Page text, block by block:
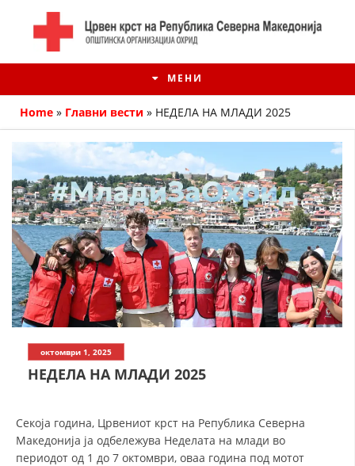
МЕНИ
ИСТОРИЈАТ НА ЦКРМ
ИСТОРИЈАТ НА ДВИЖЕЊЕТО
СТРУКТУРА НА ОРГАНИЗАЦИЈАТА
ЧЛЕНСТВО ВО ПРОФЕСИОНАЛНИ ТЕЛА
Home » Главни вести » НЕДЕЛА НА МЛАДИ 2025
октомври 1, 2025
НЕДЕЛА НА МЛАДИ 2025
Секоја година, Црвениот крст на Република Северна
Македонија ја одбележува Неделата на млади во
периодот од 1 до 7 октомври, оваа година под мотот